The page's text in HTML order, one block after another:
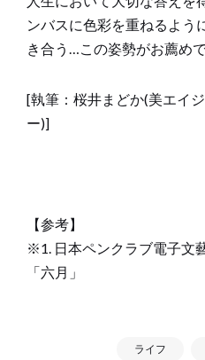
ンバスに色彩を重ねるよう
き合う…この姿勢がお薦めで
[執筆：桜井まどか(美エイ
ー)]
【参考】
※1. 日本ペンクラブ電子文
「六月」
ライフ